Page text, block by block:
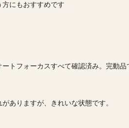
にもおすすめです
トフォーカスすべて確認済み。完動品
ありますが、きれいな状態です。